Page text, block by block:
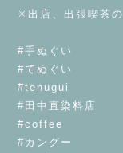
✳︎出店、出張喫茶
#手ぬぐい
#てぬぐい
#tenugui
#田中直染料店
#coffee
#カングー